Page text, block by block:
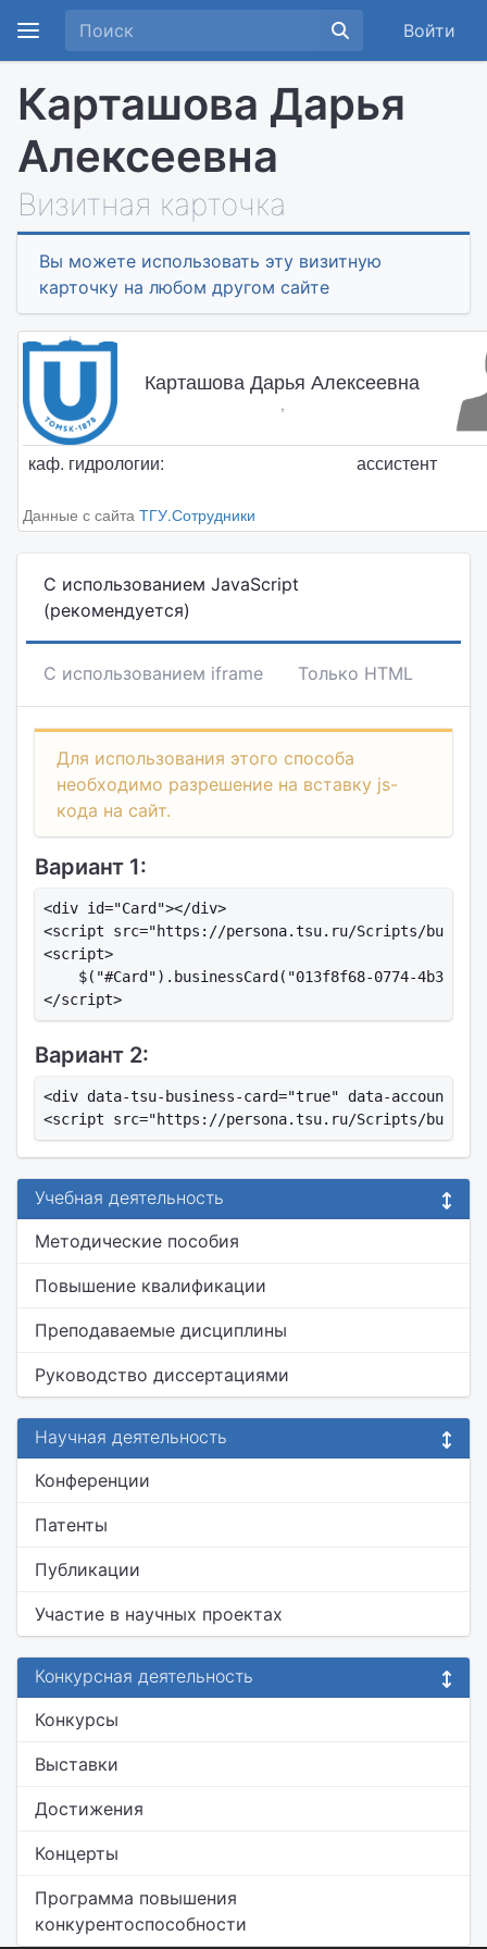
Войти
Карташова Дарья
Алексеевна
Визитная карточка
Вы можете использовать эту визитную
карточку на любом другом сайте
Карташова Дарья Алексеевна
,
каф. гидрологии: ассистент
Данные с сайта ТГУ.Сотрудники
С использованием JavaScript
(рекомендуется)
С использованием iframe Только HTML
Для использования этого способа
необходимо разрешение на вставку js-
кода на сайт.
Вариант 1:
<div id="Card"></div>
<script src="https://persona.tsu.ru/Scripts/
<script>
$("#Card").businessCard("013f8f68-0774-4b32-
Вариант 2:
<div data-tsu-business-card="true" data-account-
Учебная деятельность
Методические пособия
Повышение квалификации
Преподаваемые дисциплины
Руководство диссертациями
Научная деятельность
Конференции
Патенты
Публикации
Участие в научных проектах
Конкурсная деятельность
Конкурсы
Выставки
Достижения
Концерты
Программа повышения
конкурентоспособности